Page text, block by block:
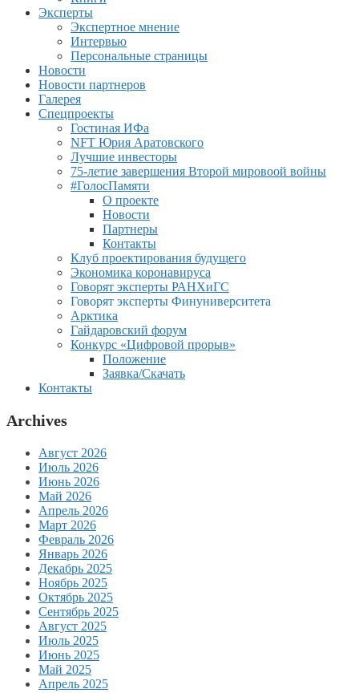
Эксперты
Экспертное мнение
Интервью
Персональные страницы
Новости
Новости партнеров
Галерея
Спецпроекты
Гостиная ИФа
NFT Юрия Аратовского
Лучшие инвесторы
75-летие завершения Второй мировоой войны
#ГолосПамяти
О проекте
Новости
Партнеры
Контакты
Клуб проектирования будущего
Экономика коронавируса
Говорят эксперты РАНХиГС
Говорят эксперты Финуниверситета
Арктика
Гайдаровский форум
Конкурс «Цифровой прорыв»
Положение
Заявка/Скачать
Контакты
Archives
Август 2026
Июль 2026
Июнь 2026
Май 2026
Апрель 2026
Март 2026
Февраль 2026
Январь 2026
Декабрь 2025
Ноябрь 2025
Октябрь 2025
Сентябрь 2025
Август 2025
Июль 2025
Июнь 2025
Май 2025
Апрель 2025